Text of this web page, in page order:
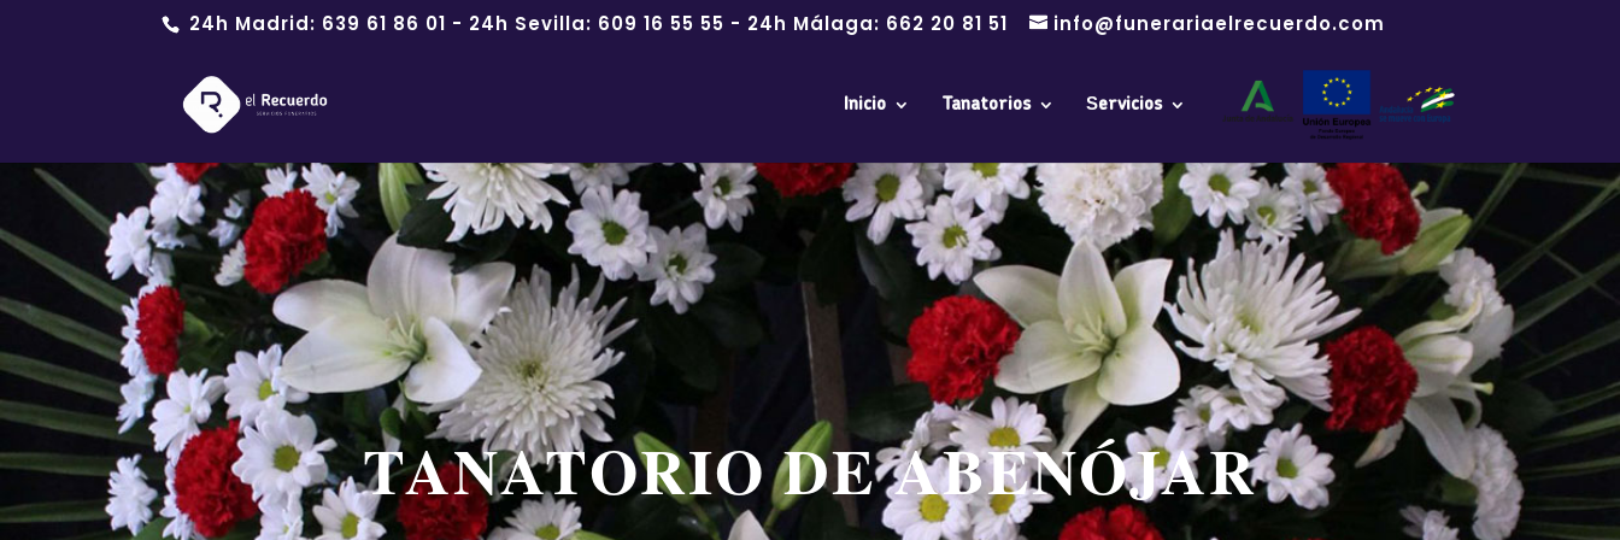
24h Madrid: 639 61 86 01 - 24h Sevilla: 609 16 55 55 - 24h Málaga: 662 20 81 51 info@funerariaelrecuerdo.com
Inicio Tanatorios Servicios
TANATORIO DE ABENÓJAR